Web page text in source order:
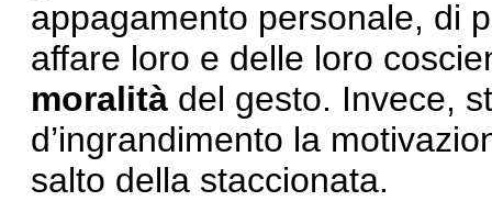
appagamento personale, di
affare loro e delle loro
moralità del gesto. Invece,
d’ingrandimento la
salto della staccionata.